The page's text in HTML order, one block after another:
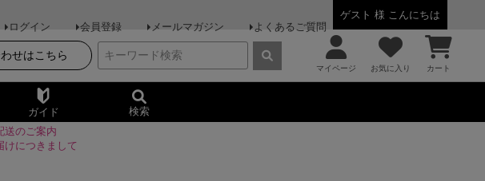
ゲスト 様 こんにちは
ログイン
会員登録 メールマガジン よくあるご質問
せはこちら
マイページ お気に入り カート
ガイド 検索
送のご案内
けにつきまして